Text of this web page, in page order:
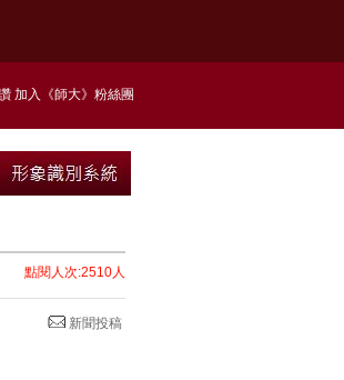
加入《師大》粉絲團
點閱人次:2510人
新聞投稿